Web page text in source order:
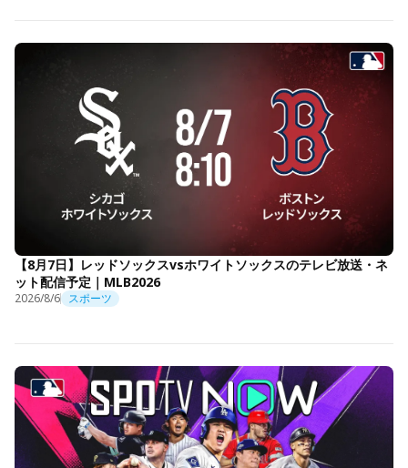
【8月7日】レッドソックスvsホワイトソックスのテレビ放送・ネ
ット配信予定｜MLB2026
2026/8/6 スポーツ